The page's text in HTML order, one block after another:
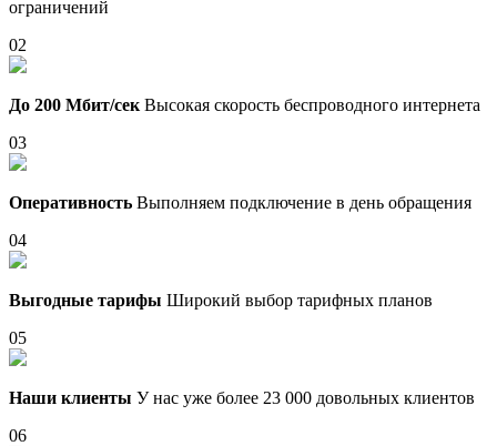
ограничений
02
До 200 Мбит/сек Высокая скорость беспроводного интернета
03
Оперативность Выполняем подключение в день обращения
04
Выгодные тарифы Широкий выбор тарифных планов
05
Наши клиенты У нас уже более 23 000 довольных клиентов
06